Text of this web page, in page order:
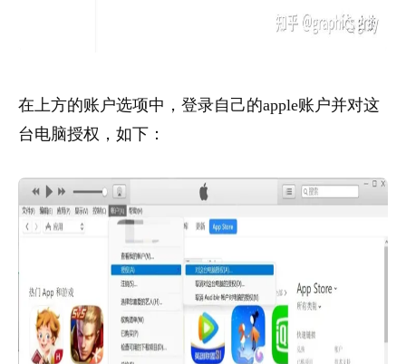
在上方的账户选项中，登录自己的apple账户并对这
台电脑授权，如下：